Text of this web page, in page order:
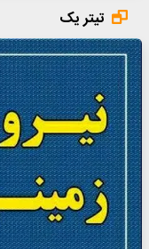
تیتر یک